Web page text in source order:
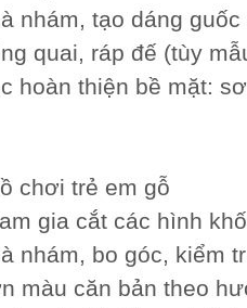
nhám, tạo dáng guốc
quai, ráp đế (tùy
hoàn thiện bề mặt:
chơi trẻ em gỗ
gia cắt các hình
nhám, bo góc, kiểm
màu căn bản theo